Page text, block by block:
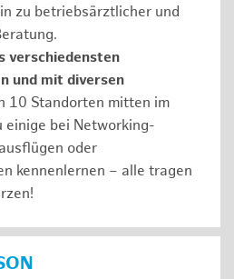
zu betriebsärztlicher und
verschiedensten
und mit diversen
10 Standorten mitten im
einige bei Networking-
oder
kennenlernen – alle tragen